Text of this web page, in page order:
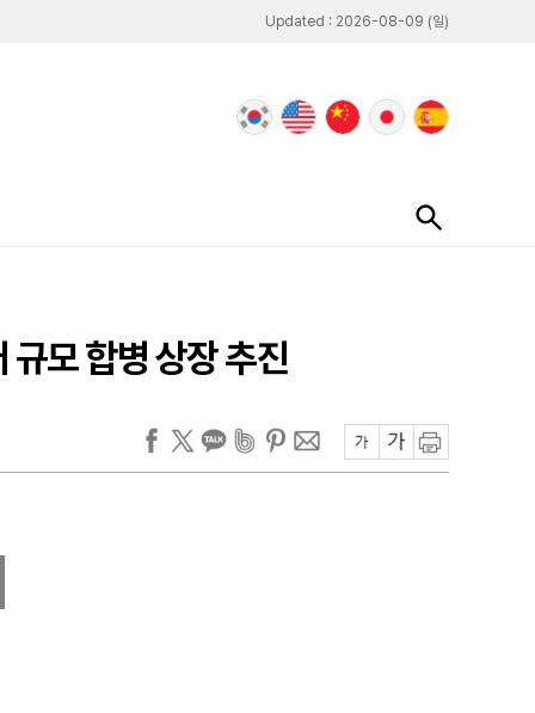
Updated : 2026-08-09 (일)
모 합병 상장 추진